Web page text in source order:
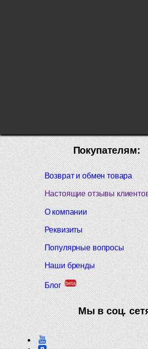
Покупателям:
Возврат и обмен товара
Настоящие отзывы
О компании
Реквизиты
Популярные вопросы
Наши бренды
Блог beta
Мы в соц.